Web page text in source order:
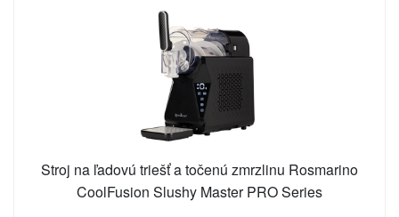
Stroj na ľadovú triešť a točenú zmrzlinu Rosmarino
CoolFusion Slushy Master PRO Series